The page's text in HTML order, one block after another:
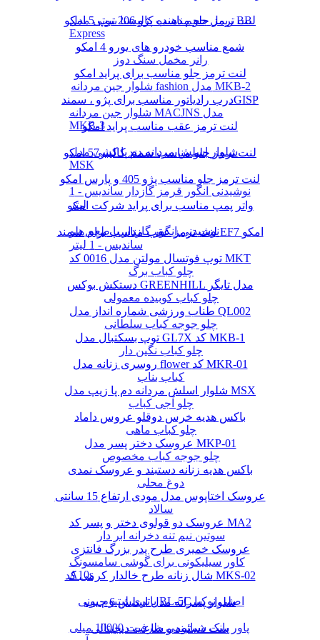
ریمل حجم دهنده کالیستا بیوتی مدل BB
Express
رانر مخمل سنگ دوز
شلوار جین مردانه fashion مدل MKB-2
شلوار جین مردانه MACJNS مدل
MKB-3
شلوار اسلش مردانه دم پا کشی مدل
MSK
نوشیدنی انگور قرمز گازدار ساندیس - 1
لیتر
نوشیدنی انگور گازدار با طعم هلو
ساندیس - 1 لیتر
چلو کباب برگ
چلو کباب کوبیده معمولی
چلو جوجه کباب سلطانی
چلو کباب نگین دار
کباب بناب
چلو آجی کباب
چلو کباب ماهی
چلو جوجه کباب مخصوص
دوغ محلی
سالاد
سوتین نیم تنه دخرانه ابر دار
کاور سیلیکونی برای گوشی سامسونگ
A10s
باتری لیتیوم یونی BL-5C اصلی نوکیا
پاور بانک شیائومی ظرفیت 10000 میلی
لنت ترمز جلو مناسب پژو 206 تیپ 5 امکو
شمع مناسب خودرو های یورو 4 امکو
لنت ترمز جلو مناسب برای پراید امکو
درب رادیاتور مناسب برای پژو ، سمندGISP
لنت ترمز عقب مناسب پراید امکو
لنت ترمز جلو مناسب سمند کالیبر57 امکو
لنت ترمز جلو مناسب پژو 405 و پارس امکو
واتر پمپ مناسب برای پراید شرکت امکو
لنت ترمز عقب مناسب برای سمند EF7 امکو
توپ فوتسال مولتن مدل 0016 کد MKT
دستکش بوکس GREENHILL مدل تایگر
طناب ورزشی شماره انداز مدل QL002
توپ بسکتبال مدل GL7X کد MKB-1
روسری زنانه مدل flower کد MKR-01
شلوار اسلش مردانه دم پا زیپ مدل MSX
باکس هدیه خرس دوقلو عروس داماد
عروسک دختر پسر مدل MKP-01
باکس هدیه زنانه دستبند و عروسک نمدی
عروسک اختاپوس مدل مودی ارتفاع 15 سانتی
عروسک دو قولوی دختر و پسر کد MA2
عروسک خمیری طرح پدر بزرگ فانتزی
شال زنانه طرح خالدار کرمی کد MKS-02
شلوار پسرانه مدل اسلش 6 جیب
ست دستبند و ساعت دیجیتالی